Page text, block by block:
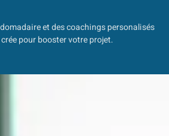
et des coachings personalisés
pour booster votre projet.